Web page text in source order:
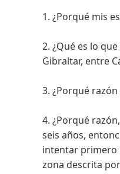
1. ¿Porqué mis
2. ¿Qué es lo
Gibraltar, entre
3. ¿Porqué
4. ¿Porqué
seis años,
intentar primero
zona descrita